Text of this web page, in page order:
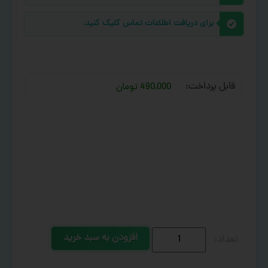
برای دریافت اطلاعات تماس کلیک کنید.
قابل پرداخت: 490,000 تومان
افزودن به سبد خرید